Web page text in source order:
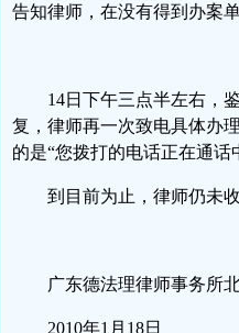
告知律师，在没有得到办案
14日下午三点半左右，
复，律师再一次致电具体办
的是“您拨打的电话正在通
到目前为止，律师仍未
广东德法理律师事务所
2010年1月18日